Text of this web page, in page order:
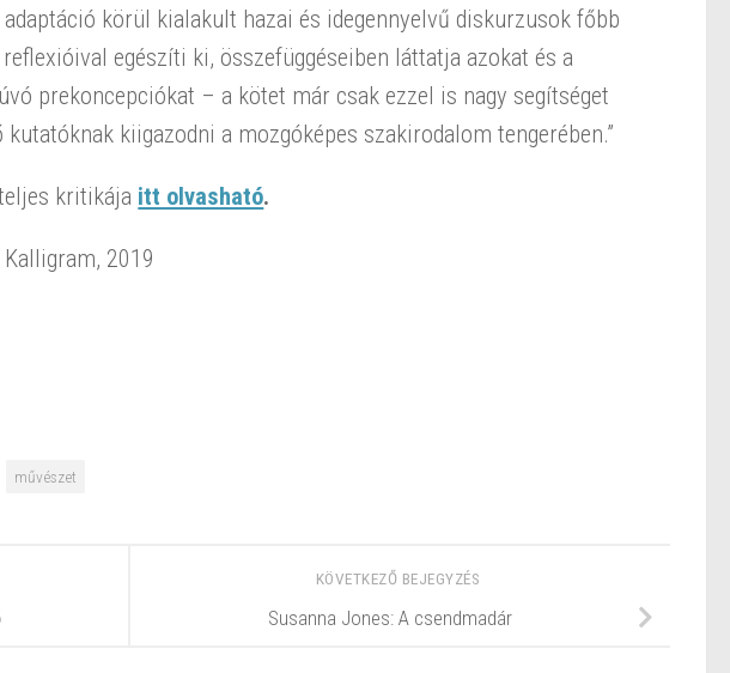
körül kialakult hazai és idegennyelvű diskurzusok főbb
egészíti ki, összefüggéseiben láttatja azokat és a
prekoncepciókat – a kötet már csak ezzel is nagy segítséget
kutatóknak kiigazodni a mozgóképes szakirodalom tengerében.”
kritikája itt olvasható.
2019
művészet
KÖVETKEZŐ BEJEGYZÉS
Susanna Jones: A csendmadár